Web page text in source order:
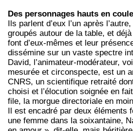
Des personnages hauts en
Ils parlent d’eux l’un après
groupés autour de la table, et
font d’eux-mêmes et leur
dissémine sur un vaste spectre
David, l’animateur-modérateur,
mesurée et circonspecte, est un
CNRS, un scientifique retraité
choisi et l’élocution soignée en
file, la morgue directoriale en
Il est encadré par deux éléments
une femme dans la soixantaine,